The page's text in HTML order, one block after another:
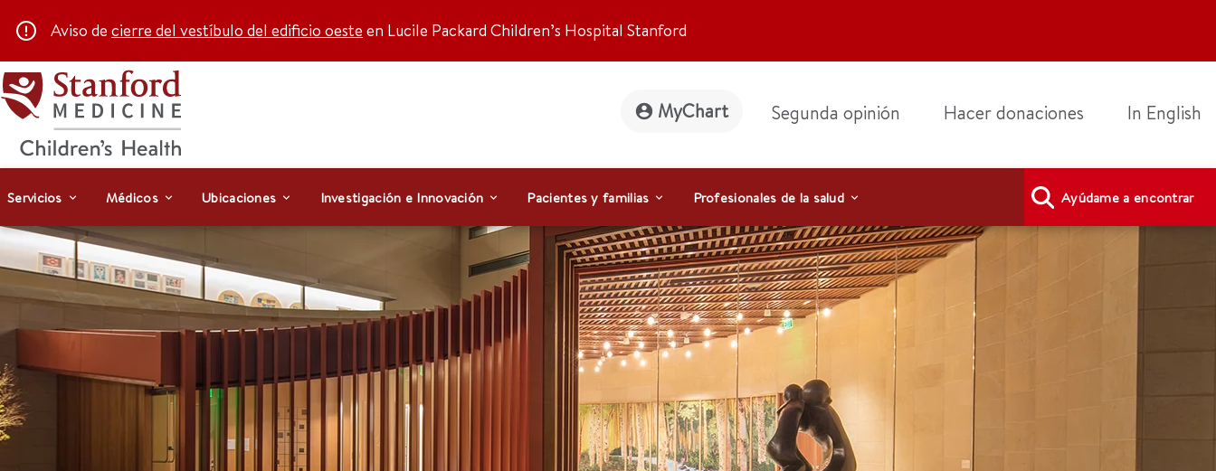
Aviso de cierre del vestíbulo del edificio oeste en Lucile Packard Children’s Hospital Stanford
MyChart Segunda opinión Hacer donaciones In English
Servicios Médicos Ubicaciones Investigación e Innovación Pacientes y familias Profesionales de la salud Ayúdame a encontrar